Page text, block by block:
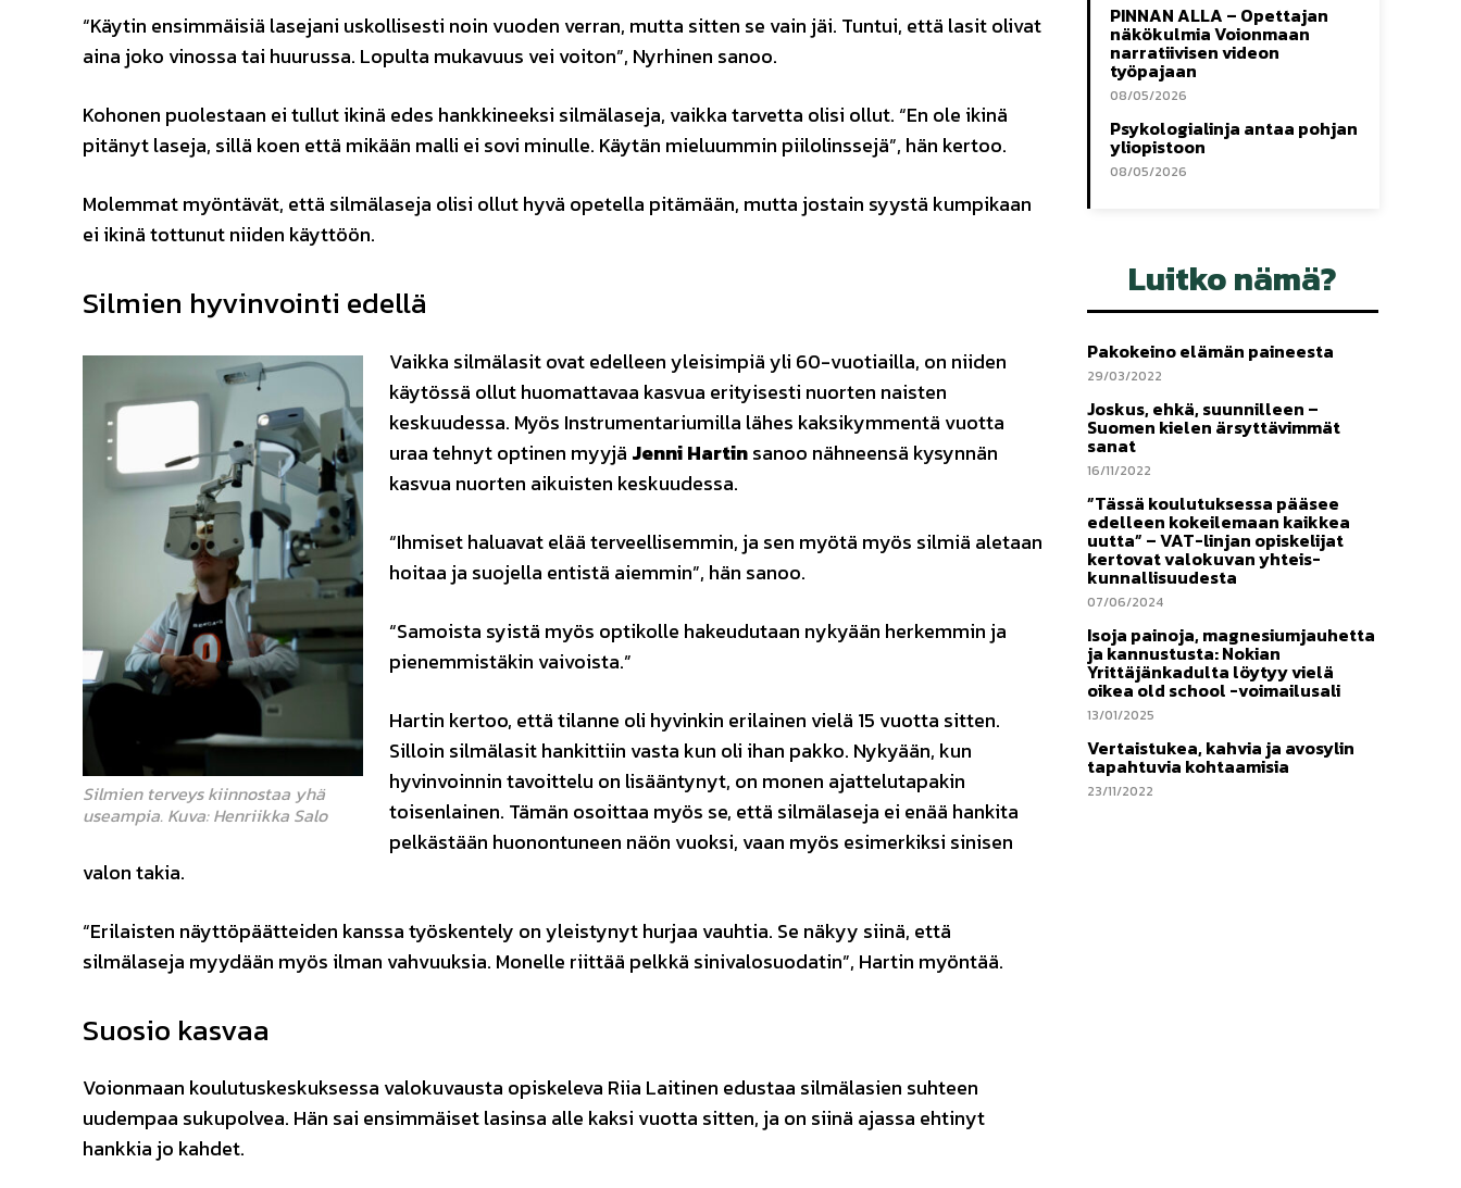
“Käytin ensimmäisiä lasejani uskollisesti noin vuoden verran, mutta sitten se vain jäi. Tuntui, että lasit olivat
aina joko vinossa tai huurussa. Lopulta mukavuus vei voiton”, Nyrhinen sanoo.
Kohonen puolestaan ei tullut ikinä edes hankkineeksi silmälaseja, vaikka tarvetta olisi ollut. “En ole ikinä
pitänyt laseja, sillä koen että mikään malli ei sovi minulle. Käytän mieluummin piilolinssejä”, hän kertoo.
Molemmat myöntävät, että silmälaseja olisi ollut hyvä opetella pitämään, mutta jostain syystä kumpikaan
ei ikinä tottunut niiden käyttöön.
Silmien hyvinvointi edellä
Silmien terveys kiinnostaa yhä
useampia. Kuva: Henriikka Salo
Vaikka silmälasit ovat edelleen yleisimpiä yli 60-vuotiailla, on niiden
käytössä ollut huomattavaa kasvua erityisesti nuorten naisten
keskuudessa. Myös Instrumentariumilla lähes kaksikymmentä vuotta
uraa tehnyt optinen myyjä Jenni Hartinsanoo nähneensä kysynnän
kasvua nuorten aikuisten keskuudessa.
“Ihmiset haluavat elää terveellisemmin, ja sen myötä myös silmiä aletaan
hoitaa ja suojella entistä aiemmin”, hän sanoo.
“Samoista syistä myös optikolle hakeudutaan nykyään herkemmin ja
pienemmistäkin vaivoista.”
Hartin kertoo, että tilanne oli hyvinkin erilainen vielä 15 vuotta sitten.
Silloin silmälasit hankittiin vasta kun oli ihan pakko. Nykyään, kun
hyvinvoinnin tavoittelu on lisääntynyt, on monen ajattelutapakin
toisenlainen. Tämän osoittaa myös se, että silmälaseja ei enää hankita
pelkästään huonontuneen näön vuoksi, vaan myös esimerkiksi sinisen
valon takia.
“Erilaisten näyttöpäätteiden kanssa työskentely on yleistynyt hurjaa vauhtia. Se näkyy siinä, että
silmälaseja myydään myös ilman vahvuuksia. Monelle riittää pelkkä sinivalosuodatin”, Hartin myöntää.
Suosio kasvaa
Voionmaan koulutuskeskuksessa valokuvausta opiskeleva Riia Laitinen edustaa silmälasien suhteen
uudempaa sukupolvea. Hän sai ensimmäiset lasinsa alle kaksi vuotta sitten, ja on siinä ajassa ehtinyt
hankkia jo kahdet.
PINNAN ALLA – Opettajan
näkökulmia Voionmaan
narratiivisen videon
työpajaan
08/05/2026
Psykologialinja antaa pohjan
yliopistoon
08/05/2026
Luitko nämä?
Pakokeino elämän paineesta
29/03/2022
Joskus, ehkä, suunnilleen –
Suomen kielen ärsyttävimmät
sanat
16/11/2022
”Tässä koulutuksessa pääsee
edelleen kokeilemaan kaikkea
uutta” – VAT-linjan opiskelijat
kertovat valokuvan yhteis-
kunnallisuudesta
07/06/2024
Isoja painoja, magnesiumjauhetta
ja kannustusta: Nokian
Yrittäjänkadulta löytyy vielä
oikea old school -voimailusali
13/01/2025
Vertaistukea, kahvia ja avosylin
tapahtuvia kohtaamisia
23/11/2022